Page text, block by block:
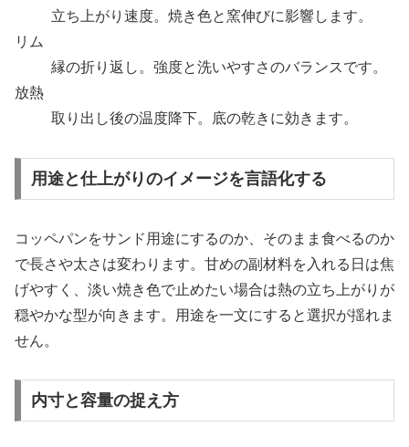
立ち上がり速度。焼き色と窯伸びに影響します。
リム
縁の折り返し。強度と洗いやすさのバランスです。
放熱
取り出し後の温度降下。底の乾きに効きます。
用途と仕上がりのイメージを言語化する
コッペパンをサンド用途にするのか、そのまま食べるのか
で長さや太さは変わります。甘めの副材料を入れる日は焦
げやすく、淡い焼き色で止めたい場合は熱の立ち上がりが
穏やかな型が向きます。用途を一文にすると選択が揺れま
せん。
内寸と容量の捉え方